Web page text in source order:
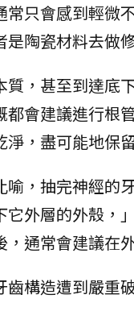
常只會感到輕微
是陶瓷材料去做
質，甚至到達底
都會建議進行根
，盡可能地保
喻，抽完神經
它外層的外殼，
通常會建議在
齒構造遭到嚴重